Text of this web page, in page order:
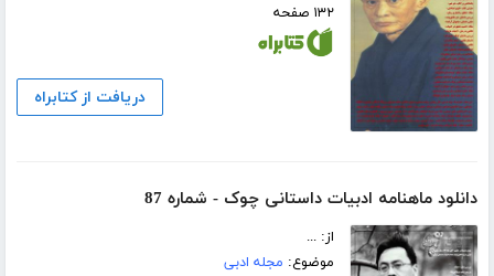
۱۳۲ صفحه
دریافت از کتابراه
دانلود ماهنامه ادبیات داستانی چوک - شماره 87
از: ...
موضوع: مجله ادبی